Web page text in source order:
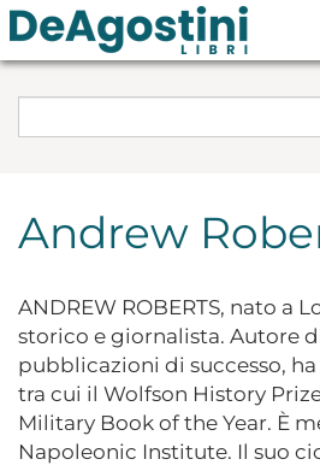
Andrew
ANDREW ROBERTS, nato a
storico e giornalista. Autore
pubblicazioni di successo,
tra cui il Wolfson History
Military Book of the Year. È
Napoleonic Institute. Il suo